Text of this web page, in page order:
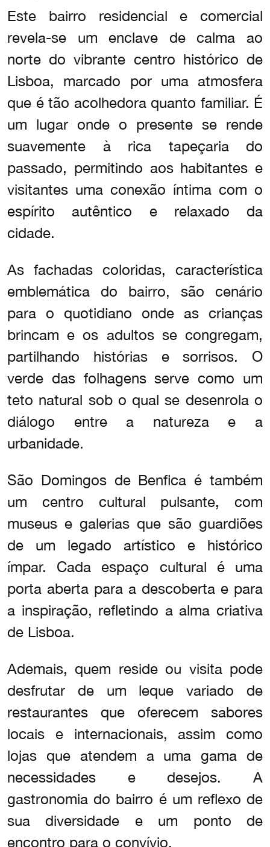
Este bairro residencial e comercial
revela-se um enclave de calma ao
norte do vibrante centro histórico de
Lisboa, marcado por uma atmosfera
que é tão acolhedora quanto familiar. É
um lugar onde o presente se rende
suavemente à rica tapeçaria do
passado, permitindo aos habitantes e
visitantes uma conexão íntima com o
espírito autêntico e relaxado da
cidade.
As fachadas coloridas, característica
emblemática do bairro, são cenário
para o quotidiano onde as crianças
brincam e os adultos se congregam,
partilhando histórias e sorrisos. O
verde das folhagens serve como um
teto natural sob o qual se desenrola o
diálogo entre a natureza e a
urbanidade.
São Domingos de Benfica é também
um centro cultural pulsante, com
museus e galerias que são guardiões
de um legado artístico e histórico
ímpar. Cada espaço cultural é uma
porta aberta para a descoberta e para
a inspiração, refletindo a alma criativa
de Lisboa.
Ademais, quem reside ou visita pode
desfrutar de um leque variado de
restaurantes que oferecem sabores
locais e internacionais, assim como
lojas que atendem a uma gama de
necessidades e desejos. A
gastronomia do bairro é um reflexo de
sua diversidade e um ponto de
encontro para o convívio.